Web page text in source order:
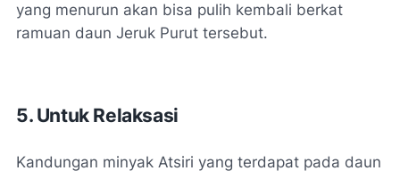
yang menurun akan bisa pulih kembali berkat
ramuan daun Jeruk Purut tersebut.
5. Untuk Relaksasi
Kandungan minyak Atsiri yang terdapat pada daun